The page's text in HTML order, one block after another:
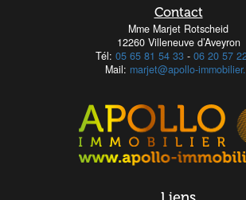
Contact
Mme Marjet Rotscheid
12260 Villeneuve d’Aveyron
Tél: 05 65 81 54 33- 06 20 57
Mail: marjet@apollo-